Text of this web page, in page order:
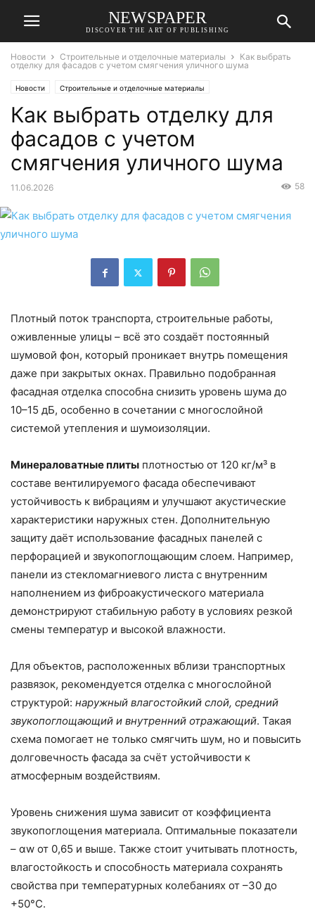
NEWSPAPER
DISCOVER THE ART OF PUBLISHING
Новости Строительные и отделочные материалы
Как выбрать
отделку для фасадов с учетом смягчения уличного шума
Новости Строительные и отделочные материалы
Как выбрать отделку для
фасадов с учетом
смягчения уличного шума
11.06.2026 58
Плотный поток транспорта, строительные работы,
оживленные улицы – всё это создаёт постоянный
шумовой фон, который проникает внутрь помещения
даже при закрытых окнах. Правильно подобранная
фасадная отделка способна снизить уровень шума до
10–15 дБ, особенно в сочетании с многослойной
системой утепления и шумоизоляции.
Минераловатные плиты плотностью от 120 кг/м³ в
составе вентилируемого фасада обеспечивают
устойчивость к вибрациям и улучшают акустические
характеристики наружных стен. Дополнительную
защиту даёт использование фасадных панелей с
перфорацией и звукопоглощающим слоем. Например,
панели из стекломагниевого листа с внутренним
наполнением из фиброакустического материала
демонстрируют стабильную работу в условиях резкой
смены температур и высокой влажности.
Для объектов, расположенных вблизи транспортных
развязок, рекомендуется отделка с многослойной
структурой: наружный влагостойкий слой, средний
звукопоглощающий и внутренний отражающий. Такая
схема помогает не только смягчить шум, но и повысить
долговечность фасада за счёт устойчивости к
атмосферным воздействиям.
Уровень снижения шума зависит от коэффициента
звукопоглощения материала. Оптимальные показатели
– αw от 0,65 и выше. Также стоит учитывать плотность,
влагостойкость и способность материала сохранять
свойства при температурных колебаниях от –30 до
+50°C.